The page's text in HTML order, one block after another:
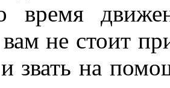
время
не стоит
звать на